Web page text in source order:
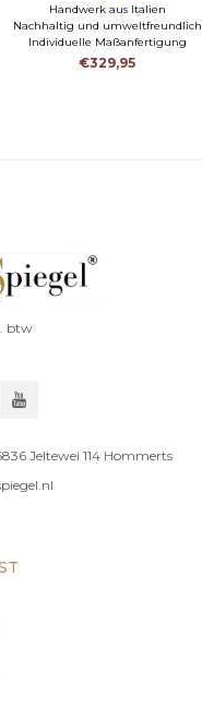
Handwerk aus Italien
Nachhaltig und umweltfreundlich
Individuelle Maßanfertigung
€329,95
btw
Jeltewei 114 Hommerts